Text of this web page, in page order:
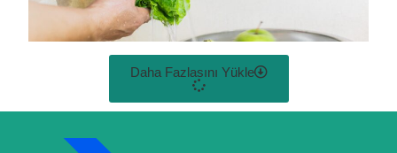
Daha Fazlasını Yükle